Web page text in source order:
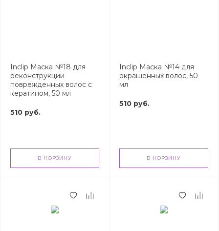
Inclip Маска №18 для
реконструкции
поврежденных волос с
кератином, 50 мл
510 руб.
В КОРЗИНУ
Inclip Маска №14 для
окрашенных волос, 50
мл
510 руб.
В КОРЗИНУ